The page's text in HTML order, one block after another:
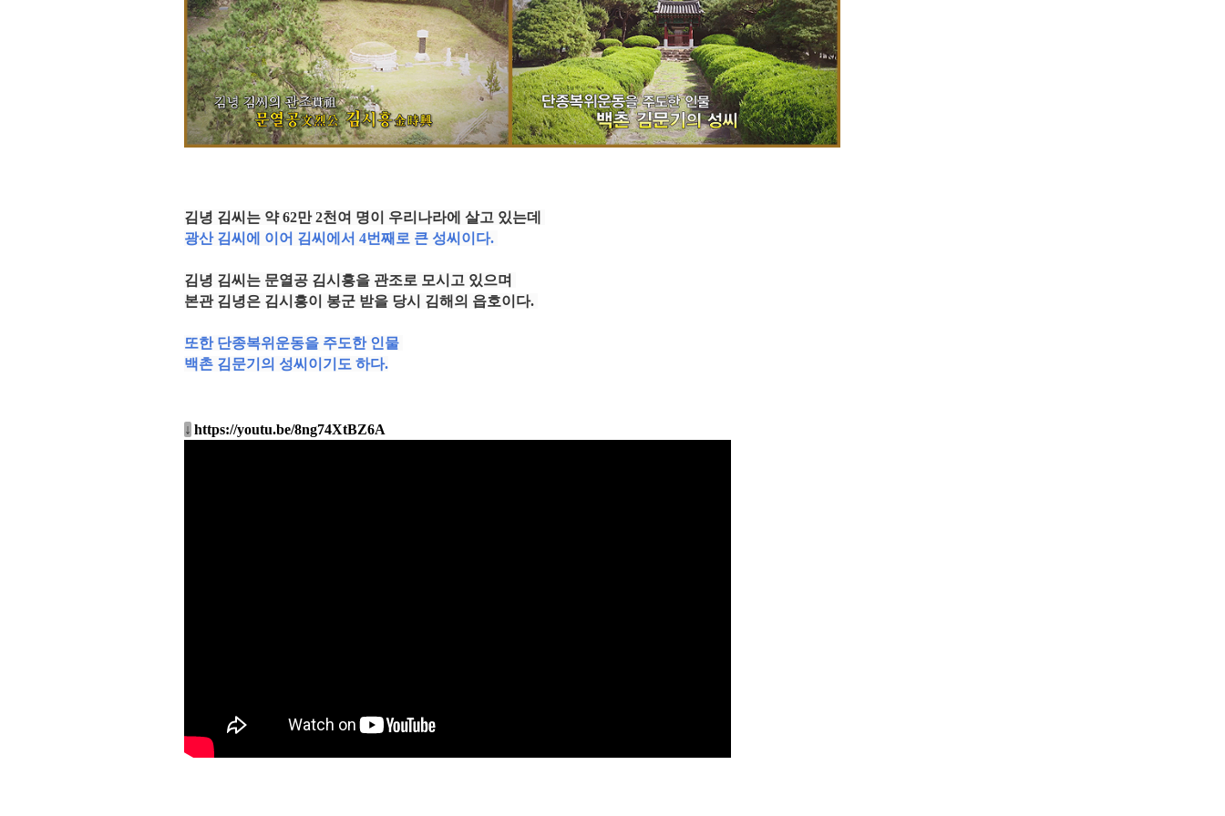
김녕 김씨는 약 62만 2천여 명이 우리나라에 살고 있는데
광산 김씨에 이어 김씨에서 4번째로 큰 성씨이다.
김녕 김씨는 문열공 김시흥을 관조로 모시고 있으며
본관 김녕은 김시흥이 봉군 받을 당시 김해의 읍호이다.
또한 단종복위운동을 주도한 인물
백촌 김문기의 성씨이기도 하다.
↓ https://youtu.be/8ng74XtBZ6A